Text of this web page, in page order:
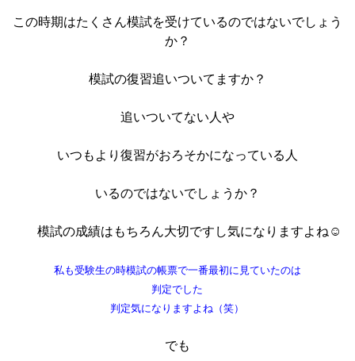
この時期はたくさん模試を受けているのではないでしょう
か？
模試の復習追いついてますか？
追いついてない人や
いつもより復習がおろそかになっている人
いるのではないでしょうか？
模試の成績はもちろん大切ですし気になりますよね☺
私も受験生の時模試の帳票で一番最初に見ていたのは
判定でした
判定気になりますよね（笑）
でも